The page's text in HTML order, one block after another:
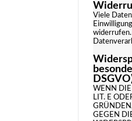
Viele
WENN DIE
LIT. E
GEGEN